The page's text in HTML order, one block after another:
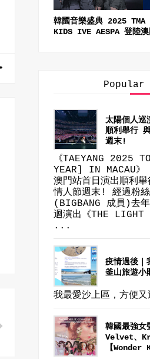
韓國音樂盛典 2025 TMA
KIDS IVE AESPA 登陸澳
Popular
太陽個人
順利舉行
週末!
《TAEYANG 2025
YEAR] IN MACAU
澳門站首日演出順利
情人節週末! 經過粉
(BIGBANG 成員)去
迴演出《THE LIGHT
...
疫情過後
釜山旅遊小
我最愛沙上區，方便又
韓國最強女
Velvet、
【Wonder